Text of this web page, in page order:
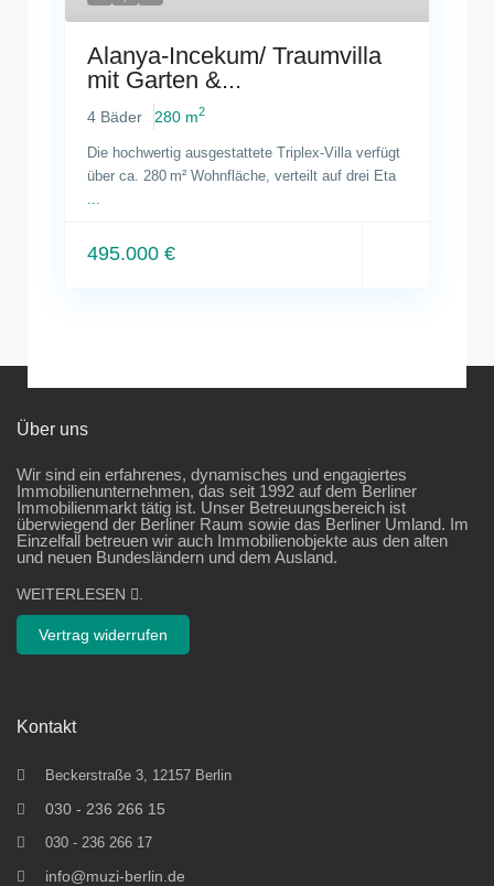
Alanya-Incekum/ Traumvilla
mit Garten &...
4 Bäder 280 m2
Die hochwertig ausgestattete Triplex-Villa verfügt
über ca. 280 m² Wohnfläche, verteilt auf drei Eta
495.000 €
Über uns
Wir sind ein erfahrenes, dynamisches und engagiertes
Immobilienunternehmen, das seit 1992 auf dem Berliner
Immobilienmarkt tätig ist. Unser Betreuungsbereich ist
überwiegend der Berliner Raum sowie das Berliner Umland. Im
Einzelfall betreuen wir auch Immobilienobjekte aus den alten
und neuen Bundesländern und dem Ausland.
WEITERLESEN
Vertrag widerrufen
Kontakt
Beckerstraße 3, 12157 Berlin
030 - 236 266 15
030 - 236 266 17
info@muzi-berlin.de